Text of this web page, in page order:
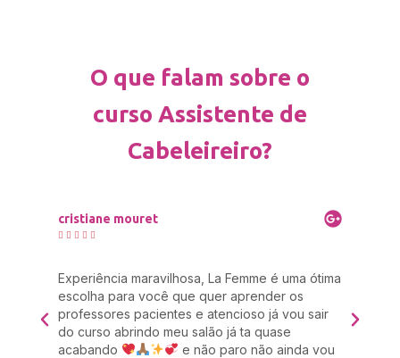
O que falam sobre o
curso Assistente de
Cabeleireiro?
cristiane mouret
    
Experiência maravilhosa, La Femme é uma ótima
escolha para você que quer aprender os
professores pacientes e atencioso já vou sair
do curso abrindo meu salão já ta quase
acabando
e não paro não ainda vou